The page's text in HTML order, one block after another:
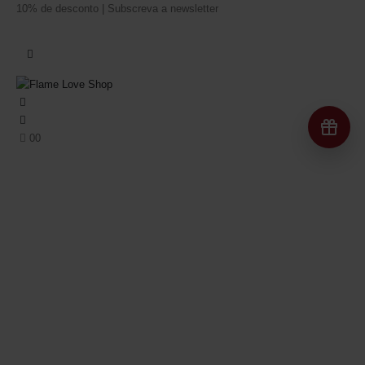
10% de desconto | Subscreva a newsletter
00